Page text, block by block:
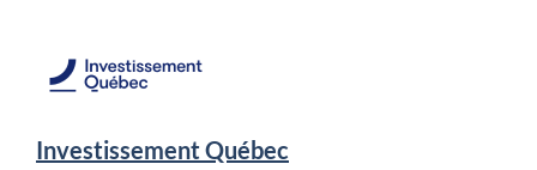
Investissement Québec